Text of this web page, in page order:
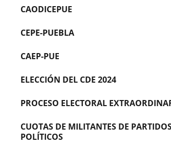
CAODICEPUE
CEPE-PUEBLA
CAEP-PUE
ELECCIÓN DEL CDE 2024
PROCESO ELECTORAL
CUOTAS DE MILITANTES DE
POLÍTICOS